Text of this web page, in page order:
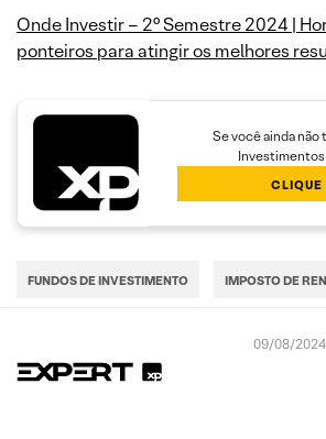
Onde Investir – 2° Semestre 2024 |
ponteiros para atingir os melhores
Se você ainda não
CLIQUE
FUNDOS DE INVESTIMENTO IMPOSTO DE
09/08/2024